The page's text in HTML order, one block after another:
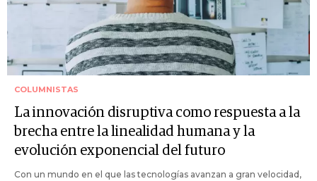
COLUMNISTAS
La innovación disruptiva como respuesta a la
brecha entre la linealidad humana y la
evolución exponencial del futuro
Con un mundo en el que las tecnologías avanzan a gran velocidad,